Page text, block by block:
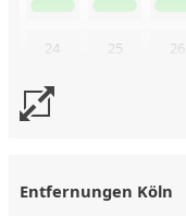
24 25 26
Entfernungen Köln